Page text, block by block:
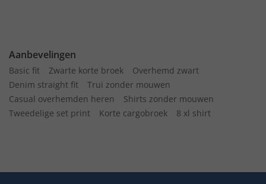
Aanbevelingen
Basic fit Zwarte korte broek
Overhemd zwart
Denim straight fit
Trui zonder mouwen
Casual overhemden heren
Shirts zonder mouwen
Tweedelige set print
Korte cargobroek 8 xl shirt